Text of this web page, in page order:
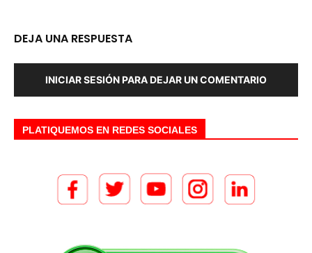
DEJA UNA RESPUESTA
INICIAR SESIÓN PARA DEJAR UN COMENTARIO
PLATIQUEMOS EN REDES SOCIALES